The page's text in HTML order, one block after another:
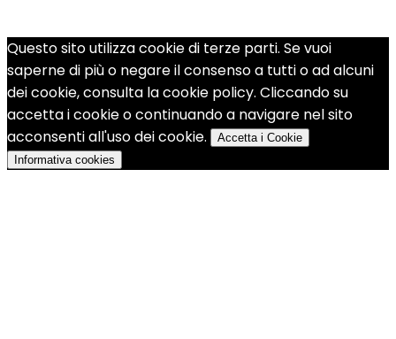
Questo sito utilizza cookie di terze parti. Se vuoi
saperne di più o negare il consenso a tutti o ad alcuni
dei cookie, consulta la cookie policy. Cliccando su
accetta i cookie o continuando a navigare nel sito
acconsenti all'uso dei cookie.
Accetta i Cookie
Informativa cookies